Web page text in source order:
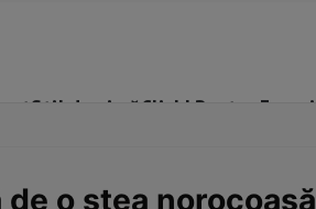
Stil de viațăClick! Pentru Femei
o stea norocoasă